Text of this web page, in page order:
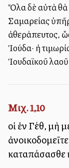
Ὅλα δὲ αὐτὰ θὰ
Σαμαρείας
ἀθεράπευτος,
Ἰούδα· ἡ
Ἰουδαϊκοῦ
Μιχ. 1,10
οἱ ἐν Γέθ, μὴ
καταπάσασθε